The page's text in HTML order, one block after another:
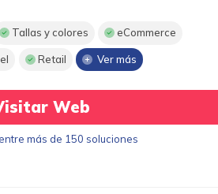
Tallas y colores eCommerce
Retail Ver más
Web
más de 150 soluciones